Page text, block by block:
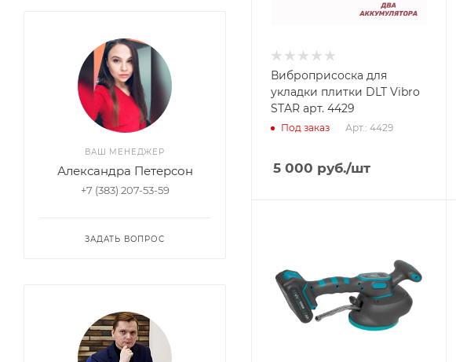
Виброприсоска для
укладки плитки DLT Vibro
STAR арт. 4429
Под заказ Арт.: 4429
5 000 руб./шт
ВАШ МЕНЕДЖЕР
Александра Петерсон
+7 (383) 207-53-59
ЗАДАТЬ ВОПРОС